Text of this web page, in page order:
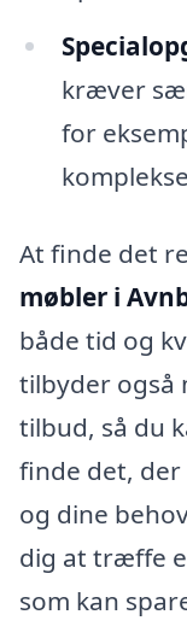
kræver
for
At finde det
møbler i
både tid og
tilbyder også
tilbud, så du
finde det,
og dine
dig at træffe
som kan